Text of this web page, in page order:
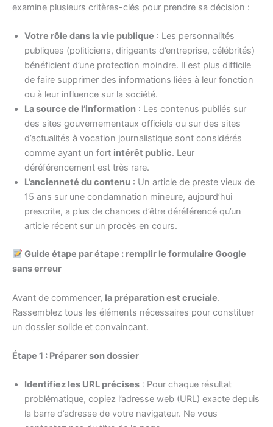
examine plusieurs critères-clés pour prendre sa décision :
Votre rôle dans la vie publique : Les personnalités
publiques (politiciens, dirigeants d’entreprise, célébrités)
bénéficient d’une protection moindre. Il est plus difficile
de faire supprimer des informations liées à leur fonction
ou à leur influence sur la société.
La source de l’information : Les contenus publiés sur
des sites gouvernementaux officiels ou sur des sites
d’actualités à vocation journalistique sont considérés
comme ayant un fort intérêt public. Leur
déréférencement est très rare.
L’ancienneté du contenu : Un article de preste vieux de
15 ans sur une condamnation mineure, aujourd’hui
prescrite, a plus de chances d’être déréférencé qu’un
article récent sur un procès en cours.
Guide étape par étape : remplir le formulaire Google
sans erreur
Avant de commencer, la préparation est cruciale.
Rassemblez tous les éléments nécessaires pour constituer
un dossier solide et convaincant.
Étape 1 : Préparer son dossier
Identifiez les URL précises : Pour chaque résultat
problématique, copiez l’adresse web (URL) exacte depuis
la barre d’adresse de votre navigateur. Ne vous